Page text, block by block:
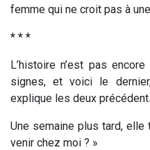
femme qui ne croit pas à
* * *
L’histoire n’est pas
signes, et voici le
explique les deux
Une semaine plus tard,
venir chez moi ? »